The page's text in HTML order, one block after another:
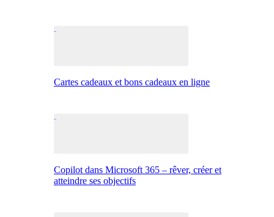
Cartes cadeaux et bons cadeaux en ligne
Copilot dans Microsoft 365 – rêver, créer et
atteindre ses objectifs